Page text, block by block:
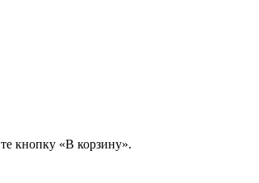
кнопку «В корзину».